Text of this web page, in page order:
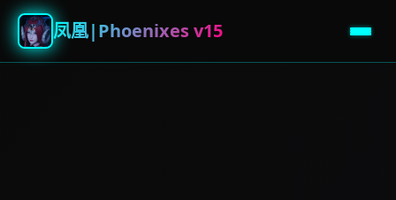
凤凰|Phoenixes v15